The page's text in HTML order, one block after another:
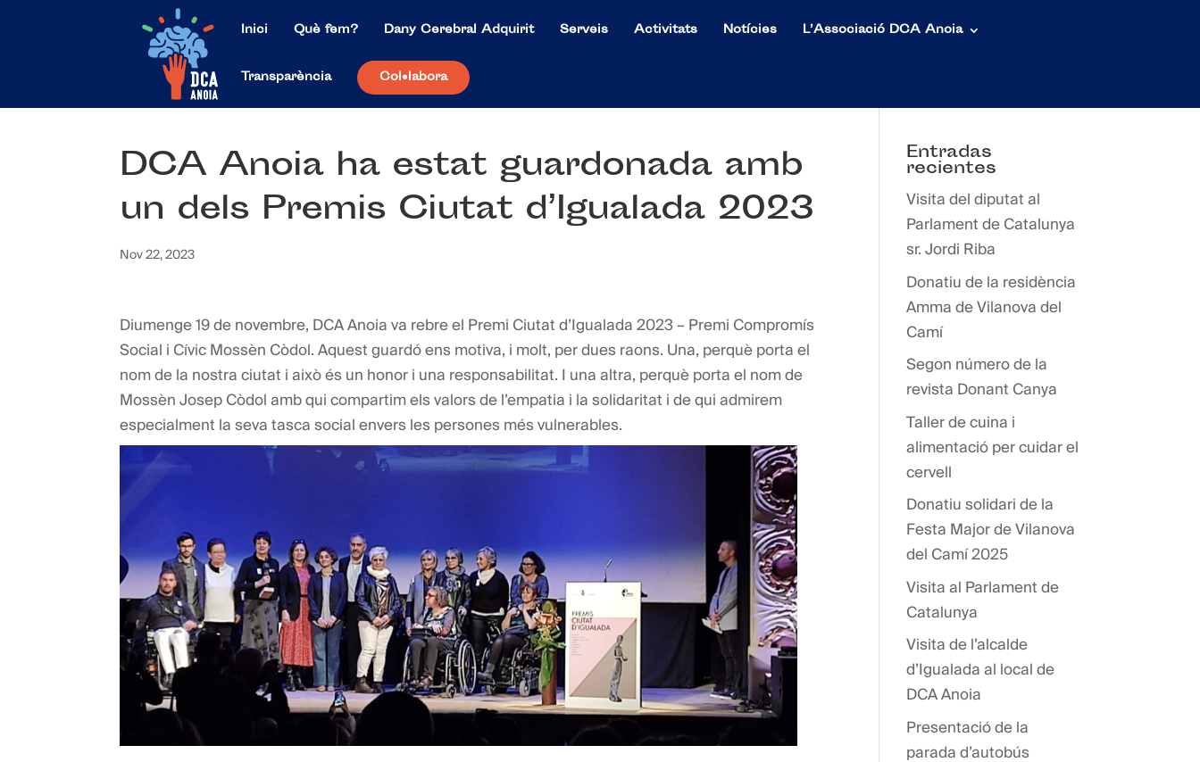
Inici Què fem? Dany Cerebral Adquirit Serveis Activitats Notícies L’Associació DCA Anoia
Transparència Col·labora
DCA Anoia ha estat guardonada amb
un dels Premis Ciutat d’Igualada 2023
Nov 22, 2023
Diumenge 19 de novembre, DCA Anoia va rebre el Premi Ciutat d’Igualada 2023 – Premi Compromís
Social i Cívic Mossèn Còdol. Aquest guardó ens motiva, i molt, per dues raons. Una, perquè porta el
nom de la nostra ciutat i això és un honor i una responsabilitat. I una altra, perquè porta el nom de
Mossèn Josep Còdol amb qui compartim els valors de l’empatia i la solidaritat i de qui admirem
especialment la seva tasca social envers les persones més vulnerables.
Entradas
recientes
Visita del diputat al
Parlament de Catalunya
sr. Jordi Riba
Donatiu de la residència
Amma de Vilanova del
Camí
Segon número de la
revista Donant Canya
Taller de cuina i
alimentació per cuidar el
cervell
Donatiu solidari de la
Festa Major de Vilanova
del Camí 2025
Visita al Parlament de
Catalunya
Visita de l’alcalde
d’Igualada al local de
DCA Anoia
Presentació de la
parada d’autobús